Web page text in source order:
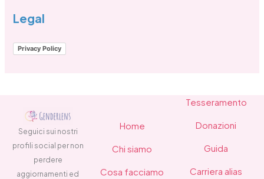
Legal
Privacy Policy
Seguici sui nostri
profili social per non
perdere
aggiornamenti ed
Home
Chi siamo
Cosa facciamo
Tesseramento
Donazioni
Guida
Carriera alias